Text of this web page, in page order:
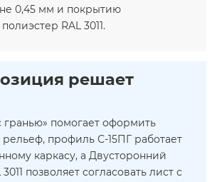
0,45 мм и покрытию
RAL 3011.
решает
гранью» помогает оформить
профиль С-15ПГ работает
каркасу, а Двусторонний
позволяет согласовать лист с